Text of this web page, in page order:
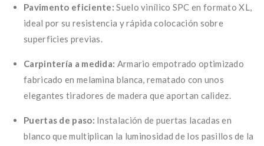
Pavimento eficiente: Suelo vinílico SPC en formato XL,
ideal por su resistencia y rápida colocación sobre
superficies previas.
Carpintería a medida: Armario empotrado optimizado
fabricado en melamina blanca, rematado con unos
elegantes tiradores de madera que aportan calidez.
Puertas de paso: Instalación de puertas lacadas en
blanco que multiplican la luminosidad de los pasillos de la